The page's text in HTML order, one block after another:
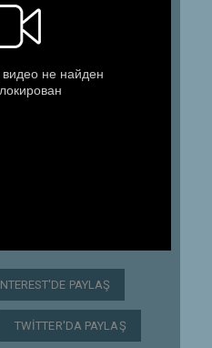
PAYLAŞ
TWITTER'DA PAYLAŞ